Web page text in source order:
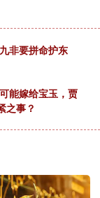
非要拼命护东
能嫁给宝玉，贾
之事？